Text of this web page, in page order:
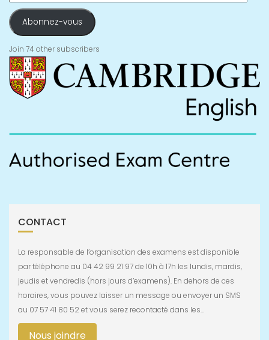
mail
Abonnez-vous
Join 74 other subscribers
CONTACT
La responsable de l’organisation des examens est disponible
par téléphone au 04 42 99 21 97 de 10h à 17h les lundis, mardis,
jeudis et vendredis (hors jours d’examens). En dehors de ces
horaires, vous pouvez laisser un message ou envoyer un SMS
au 07 57 41 80 52 et vous serez recontacté dans les…
Nous joindre